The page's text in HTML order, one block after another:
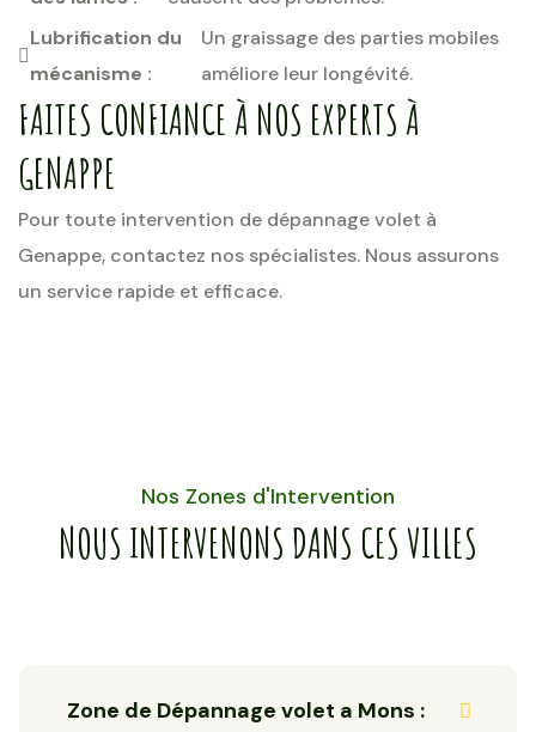
Lubrification du
mécanisme :
Un graissage des parties mobiles
améliore leur longévité.
FAITES CONFIANCE À NOS EXPERTS À
GENAPPE
Pour toute intervention de dépannage volet à
Genappe, contactez nos spécialistes. Nous assurons
un service rapide et efficace.
Nos Zones d'Intervention
NOUS INTERVENONS DANS CES VILLES
Zone de Dépannage volet a Mons :